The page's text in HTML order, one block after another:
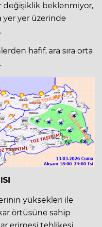
değişiklik beklenmiyor,
yer yer üzerinde
hafif, ara sıra orta
yüksekleri ile
örtüsüne sahip